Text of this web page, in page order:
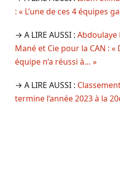
: « L’une de ces 4 équipes
→ A LIRE AUSSI : Abdoulaye
Mané et Cie pour la CAN :
équipe n’a réussi à… »
→ A LIRE AUSSI :
termine l’année 2023 à la